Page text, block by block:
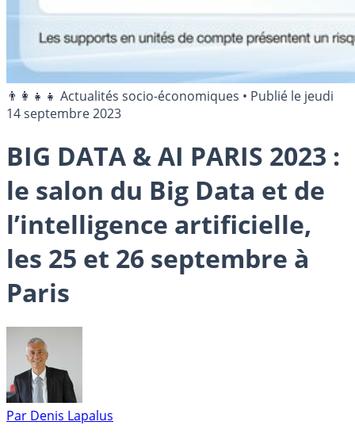
👨‍👩‍👧‍👧 Actualités socio-économiques • Publié le jeudi
14 septembre 2023
BIG DATA & AI PARIS 2023 :
le salon du Big Data et de
l’intelligence artificielle,
les 25 et 26 septembre à
Paris
Par Denis Lapalus